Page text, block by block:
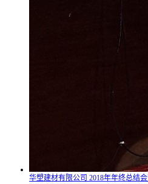
华塑建材有限公司 2018年年终总结